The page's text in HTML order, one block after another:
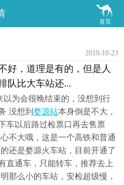

首页
2019-10-23
好，道理是有的，但是人
队比大车站还...
以为会很晚结束的，没想到行
没想到 婺源站本身倒是不大，
车以后路过检票口再去售票
不大哦，这是一个高铁和普通
还是婺源火车站，目前开通了
直通车，只能转车，推荐去上
那么小的车站，安检超级慢，